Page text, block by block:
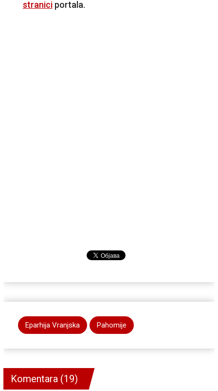
straniciportala.
Eparhija Vranjska Pahomije
Komentara (19)